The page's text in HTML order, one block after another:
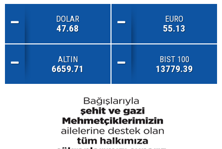
DOLAR
47.68
EURO
55.13
ALTIN
6659.71
BIST 100
13779.39